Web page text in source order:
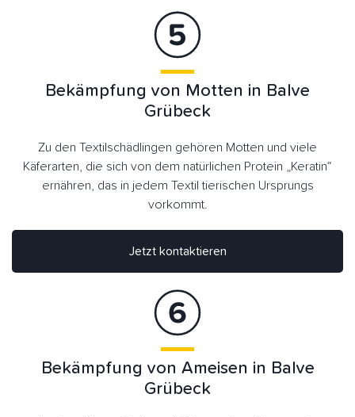
Bekämpfung von Motten in Balve
Grübeck
Zu den Textilschädlingen gehören Motten und viele
Käferarten, die sich von dem natürlichen Protein „Keratin“
ernähren, das in jedem Textil tierischen Ursprungs
vorkommt.
Jetzt kontaktieren
Bekämpfung von Ameisen in Balve
Grübeck